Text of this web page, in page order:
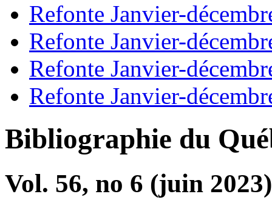
Refonte Janvier-
Refonte Janvier-
Refonte Janvier-
Refonte Janvier-
Bibliographie du
Vol. 56, no 6 (juin 2023)